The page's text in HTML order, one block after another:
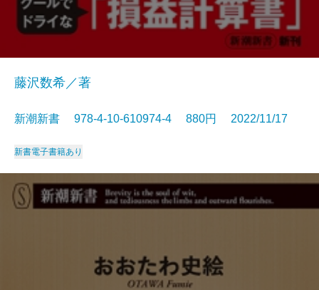
藤沢数希／著
新潮新書 978-4-10-610974-4 880円 2022/11/17
新書電子書籍あり